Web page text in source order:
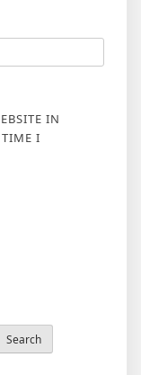
IN
TIME I
Search